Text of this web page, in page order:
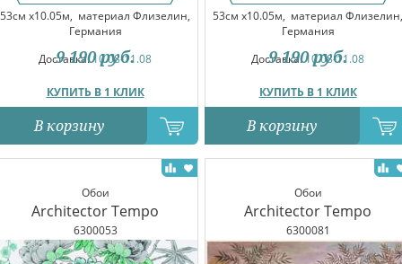
53см x10.05м, материал Флизелин,
Германия
Доставка:10.08-11.08
КУПИТЬ В 1 КЛИК
9 190 руб.
В корзину
53см x10.05м, материал Флизелин,
Германия
Доставка:10.08-11.08
КУПИТЬ В 1 КЛИК
9 190 руб.
В корзину
Обои
Architector Tempo
6300053
Обои
Architector Tempo
6300081